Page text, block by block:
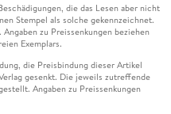
die das Lesen aber nicht
Stempel als solche gekennzeichnet.
zu Preissenkungen beziehen
Exemplars.
die Preisbindung dieser Artikel
gesenkt. Die jeweils zutreffende
Angaben zu Preissenkungen